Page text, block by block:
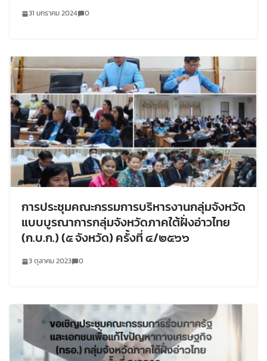
31 มกราคม 2024 0
การประชุมคณะกรรมการบริหารงานกลุ่มจังหวัด
แบบบูรณาการกลุ่มจังหวัดภาคใต้ฝั่งอ่าวไทย
(ก.บ.ก.) (๕ จังหวัด) ครั้งที่ ๔/๒๕๖๖
3 ตุลาคม 2023 0